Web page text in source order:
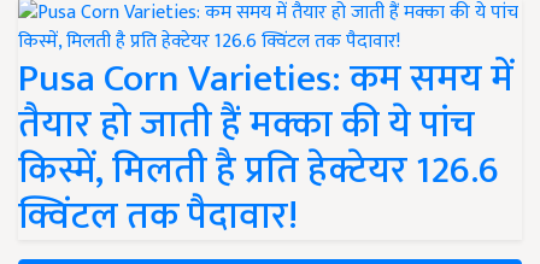
Pusa Corn Varieties: कम समय में
तैयार हो जाती हैं मक्का की ये पांच
किस्में, मिलती है प्रति हेक्टेयर 126.6
क्विंटल तक पैदावार!